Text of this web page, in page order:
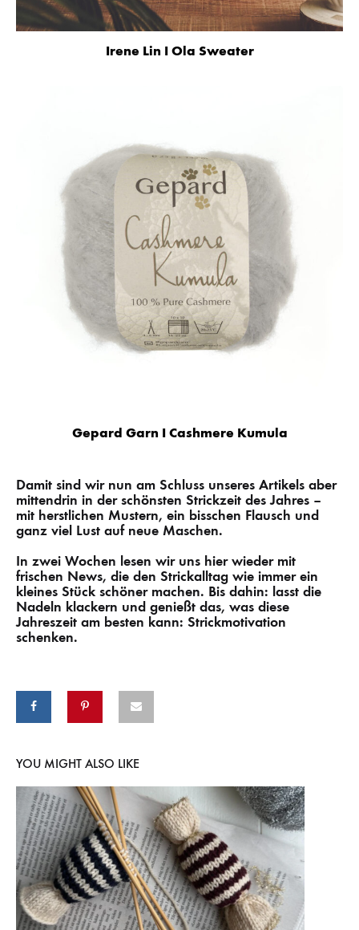
Irene Lin I Ola Sweater
Gepard Garn I Cashmere Kumula
Damit sind wir nun am Schluss unseres Artikels aber
mittendrin in der schönsten Strickzeit des Jahres –
mit herstlichen Mustern, ein bisschen Flausch und
ganz viel Lust auf neue Maschen.
In zwei Wochen lesen wir uns hier wieder mit
frischen News, die den Strickalltag wie immer ein
kleines Stück schöner machen. Bis dahin: lasst die
Nadeln klackern und genießt das, was diese
Jahreszeit am besten kann: Strickmotivation
schenken.
YOU MIGHT ALSO LIKE